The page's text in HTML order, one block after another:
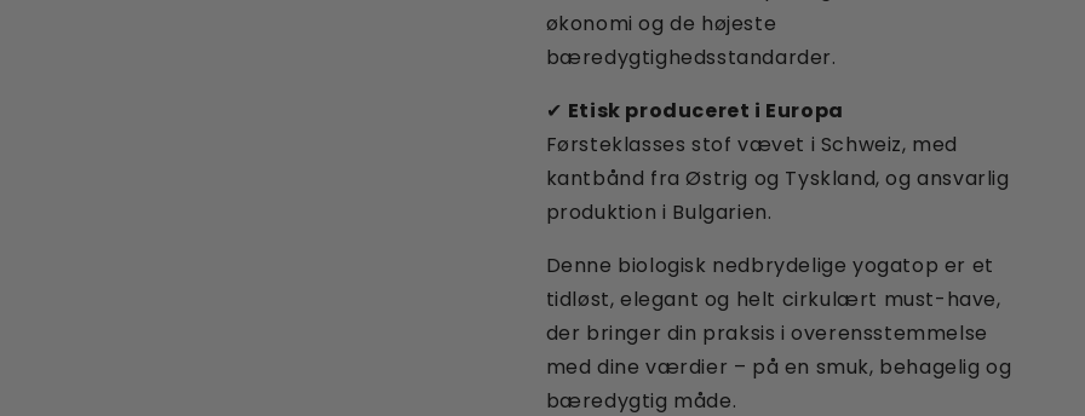
økonomi og de højeste
bæredygtighedsstandarder.
✔ Etisk produceret i Europa
Førsteklasses stof vævet i Schweiz, med
kantbånd fra Østrig og Tyskland, og ansvarlig
produktion i Bulgarien.
Denne biologisk nedbrydelige yogatop er et
tidløst, elegant og helt cirkulært must-have,
der bringer din praksis i overensstemmelse
med dine værdier – på en smuk, behagelig og
bæredygtig måde.